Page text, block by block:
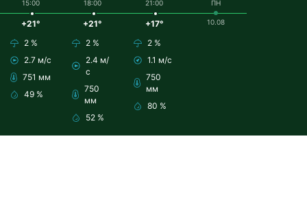
15:00
+21°
2 %
2.7 м/с
751 мм
49 %
18:00
+21°
2 %
2.4 м/
с
750
мм
52 %
21:00
+17°
2 %
1.1 м/с
750
мм
80 %
ПН
10.08